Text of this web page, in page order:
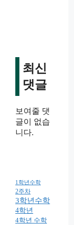
최신
댓글
보여줄 댓
글이 없습
니다.
1학년수학
2주차
3학년수학
4학년
4학년 수학